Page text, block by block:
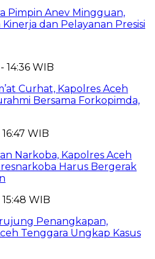
Pimpin Anev Mingguan,
dan Pelayanan Presisi
14:36 WIB
Curhat, Kapolres Aceh
Bersama Forkopimda,
WIB
Narkoba, Kapolres Aceh
Harus Bergerak
WIB
Penangkapan,
Tenggara Ungkap Kasus